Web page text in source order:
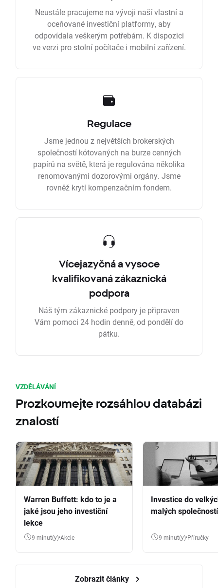
Neustále pracujeme na vývoji naší vlastní a
oceňované investiční platformy, aby
odpovídala veškerým potřebám. K dispozici
ve verzi pro stolní počítače i mobilní zařízení.
Regulace
Jsme jednou z největších brokerských
společností kótovaných na burze cenných
papírů na světě, která je regulována několika
renomovanými dozorovými orgány. Jsme
rovněž krytí kompenzačním fondem.
Vícejazyčná a vysoce
kvalifikovaná zákaznická
podpora
Náš tým zákaznické podpory je připraven
Vám pomoci 24 hodin denně, od pondělí do
pátku.
VZDĚLÁVÁNÍ
Prozkoumejte rozsáhlou databázi
znalostí
Warren Buffett: kdo to je a
jaké jsou jeho investiční
lekce
9 minut(y) Akcie
Investice do
malých společností
9 minut(y) Příručky
Zobrazit články